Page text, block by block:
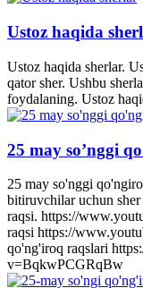
Ustoz haqida
Ustoz haqida sherlar.
qator sher. Ushbu
foydalaning. Ustoz
25 may so’nggi
25 may so'nggi
bitiruvchilar uchun
raqsi. https://
raqsi https://
qo'ng'iroq raqslari
v=BqkwPCGRqBw